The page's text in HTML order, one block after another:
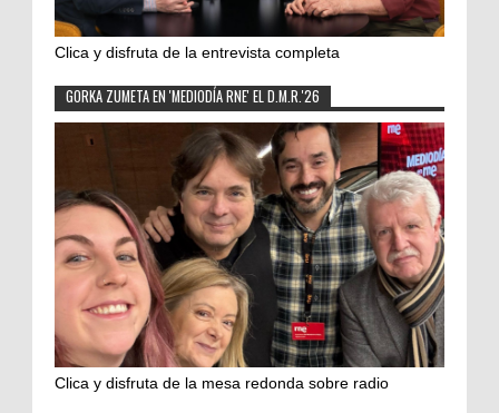
Clica y disfruta de la entrevista completa
GORKA ZUMETA EN 'MEDIODÍA RNE' EL D.M.R.'26
Clica y disfruta de la mesa redonda sobre radio